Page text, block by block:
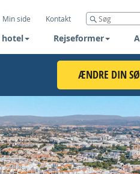
Min side Kontakt
hotel Rejseformer
ÆNDRE DIN